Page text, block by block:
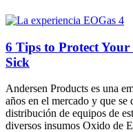
6 Tips to Protect
Sick
Andersen Products es una
años en el mercado y que
distribución de equipos de
diversos insumos Oxido de